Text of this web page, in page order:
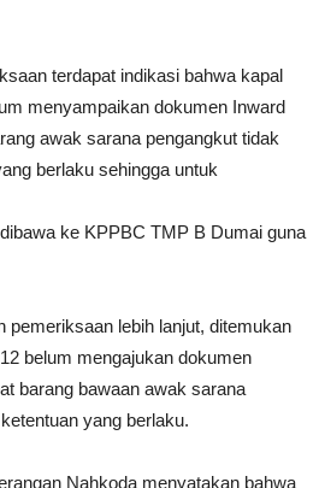
terdapat indikasi bahwa kapal
menyampaikan dokumen Inward
awak sarana pengangkut tidak
berlaku sehingga untuk
ke KPPBC TMP B Dumai guna
pemeriksaan lebih lanjut, ditemukan
belum mengajukan dokumen
barang bawaan awak sarana
yang berlaku.
Nahkoda menyatakan bahwa